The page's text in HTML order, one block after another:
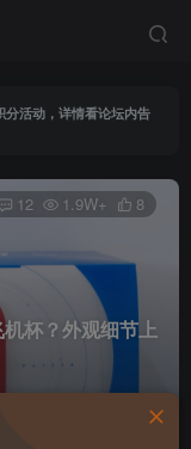
分活动，详情看论坛内告
杯？外观细节上
12 1.9W+ 8